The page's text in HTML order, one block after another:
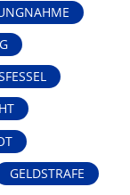
GELDSTRAFE